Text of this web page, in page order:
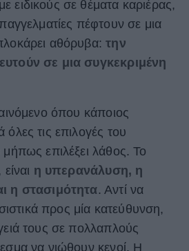
σε θέματα καριέρας,
πέφτουν σε μια
αθόρυβα:την
σε μια συγκεκριμένη
όπου κάποιος
τις επιλογές του
επιλέξει λάθος. Το
η υπερανάλυση, η
η στασιμότητα. Αντί να
προς μία κατεύθυνση,
τους σε πολλαπλούς
να νιώθουν κενοί. Η